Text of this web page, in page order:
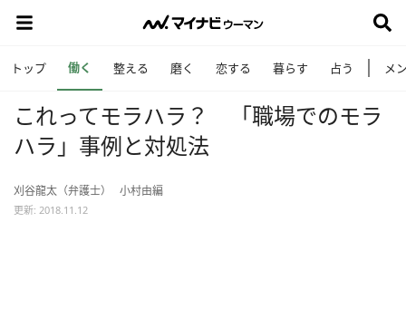
トップ 働く 整える 磨く 恋する 暮らす 占う メ
これってモラハラ？ 「職場でのモラ
ハラ」事例と対処法
刈谷龍太（弁護士） 小村由編
更新: 2018.11.12